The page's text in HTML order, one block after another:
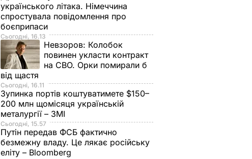
українського літака. Німеччина
спростувала повідомлення про
боєприпаси
Сьогодні, 16.13
Невзоров: Колобок
повинен укласти контракт
на СВО. Орки помирали б
від щастя
Сьогодні, 16.11
Зупинка портів коштуватимете $150–
200 млн щомісяця українській
металургії – ЗМІ
Сьогодні, 15.57
Путін передав ФСБ фактично
безмежну владу. Це лякає російську
еліту – Bloomberg